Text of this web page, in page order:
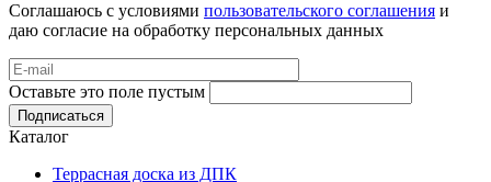
Соглашаюсь с условиями пользовательского соглашения и
даю согласие на обработку персональных данных
Оставьте это поле пустым
Подписаться
Каталог
Террасная доска из ДПК